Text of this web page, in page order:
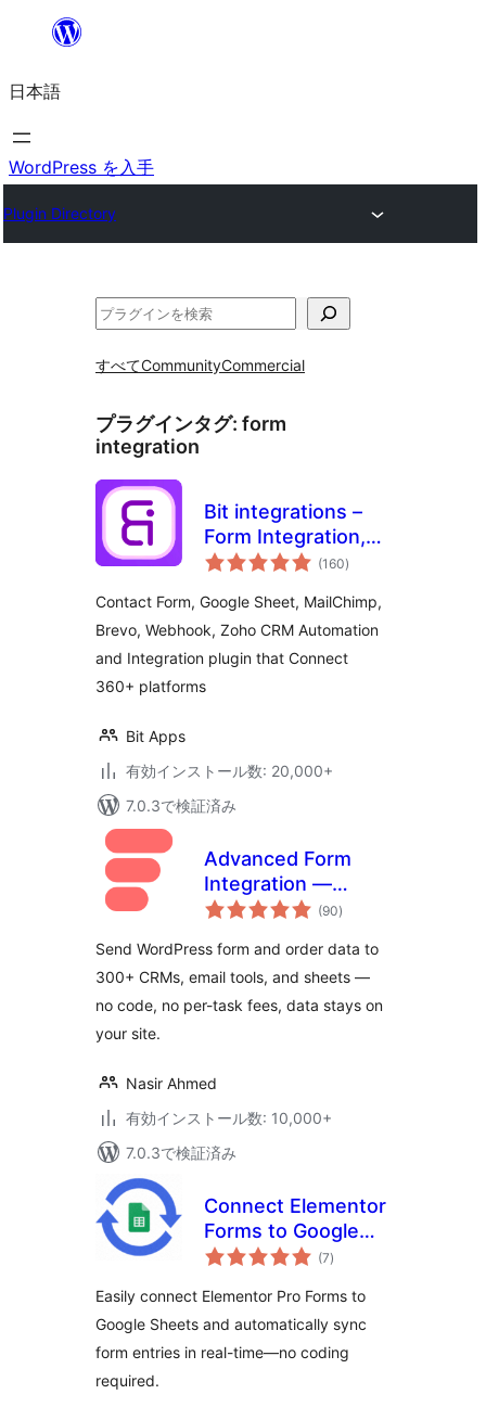
を
ス
キ
プ
日本語
WordPress を入手
Plugin Directory
検
すべてCommunityCommercial
プラグインタグ: form
integration
Bit integrations –
Form Integration,
Webhook,
CRM, LMS & Email
Automation
(160個
の
価
)
Contact Form, Google Sheet, MailChimp,
Brevo, Webhook, Zoho CRM Automation
and Integration plugin that Connect
360+ platforms
Bit Apps
有効インストール数: 20,000+
7.0.3で検証済み
Advanced Form
Integration —
Connect Forms to
(90個
の
価
)
Send WordPress form and order data to
300+ CRMs, email tools, and sheets —
no code, no per-task fees, data stays on
your site.
Nasir Ahmed
有効インストール数: 10,000+
7.0.3で検証済み
Connect Elementor
Forms to Google
Sheets Addon
(7個
の
価
)
Easily connect Elementor Pro Forms to
Google Sheets and automatically sync
form entries in real-time—no coding
required.